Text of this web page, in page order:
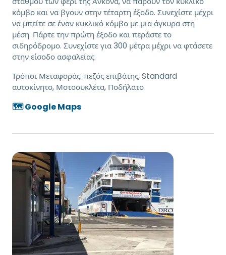
κόμβο και να βγουν στην τέταρτη έξοδο. Συνεχίστε μέχρι
να μπείτε σε έναν κυκλικό κόμβο με μια άγκυρα στη
μέση. Πάρτε την πρώτη έξοδο και περάστε το
σιδηρόδρομο. Συνεχίστε για 300 μέτρα μέχρι να φτάσετε
στην είσοδο ασφαλείας.
Τρόποι Μεταφοράς: πεζός επιβάτης, Standard
αυτοκίνητο, Μοτοσυκλέτα, Ποδήλατο
🗺️ Google Maps